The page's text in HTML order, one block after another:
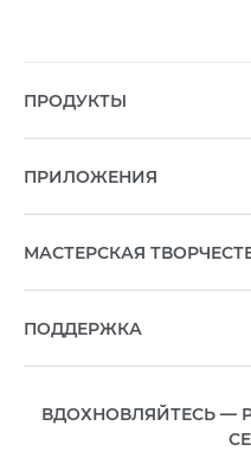
ПРОДУКТЫ
ПРИЛОЖЕНИЯ
МАСТЕРСКАЯ
ПОДДЕРЖКА
ВДОХНОВЛЯЙТЕСЬ —